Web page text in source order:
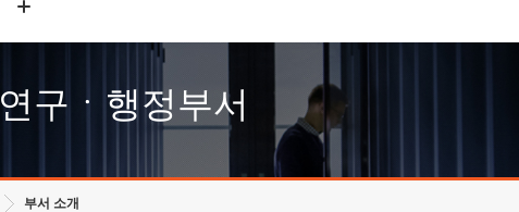
고객의소리
수의계약 현황
호남권연구본부
연구ㆍ행정부서
부서 소개